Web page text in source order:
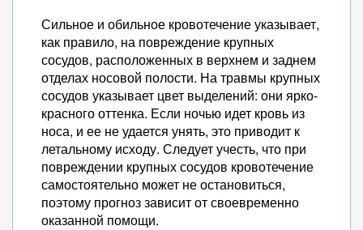
Сильное и обильное кровотечение указывает,
как правило, на повреждение крупных
сосудов, расположенных в верхнем и заднем
отделах носовой полости. На травмы крупных
сосудов указывает цвет выделений: они ярко-
красного оттенка. Если ночью идет кровь из
носа, и ее не удается унять, это приводит к
летальному исходу. Следует учесть, что при
повреждении крупных сосудов кровотечение
самостоятельно может не остановиться,
поэтому прогноз зависит от своевременно
оказанной помощи.